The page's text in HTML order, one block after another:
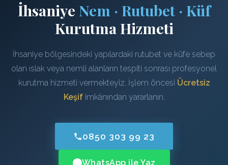
İhsaniye Nem · Rutubet · Küf
Kurutma Hizmeti
İhsaniye bölgesindeki yapılardaki rutubet ve küfe sebep
olan ıslak veya nemli alanların tespiti sonrası profesyonel
kurutma hizmeti vermekteyiz. İşlem öncesi Ücretsiz
Keşifimkânından yararlanın.
0850 303 99 23
WhatsApp ile Yaz